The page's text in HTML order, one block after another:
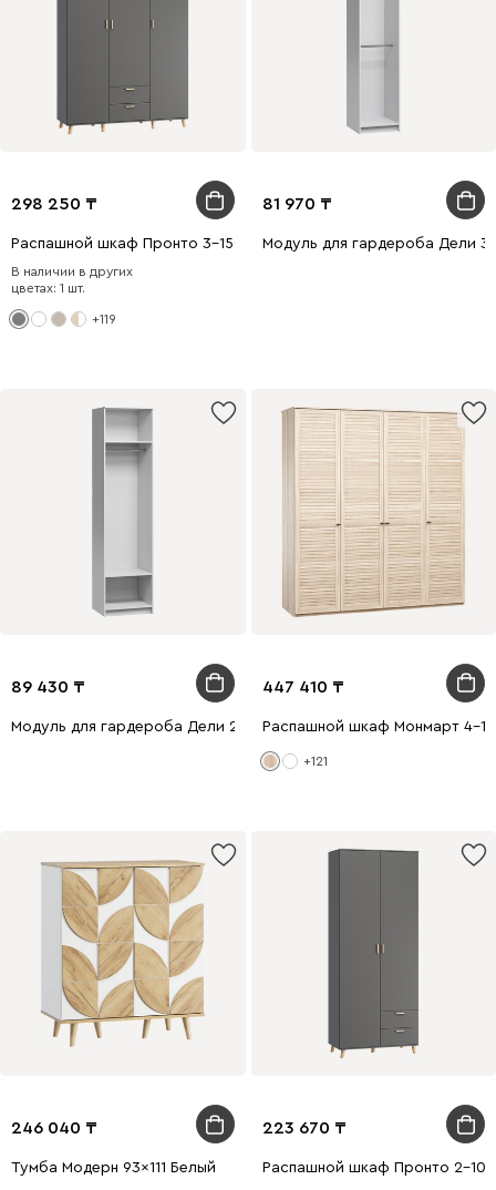
298 250
Распашной шкаф Пронто 3-150x220 Графитовый
В наличии в других
цветах: 1 шт.
+119
81 970
Модуль для гардероба Дели
89 430
Модуль для гардероба Дели 2-60x240 Белый
447 410
Распашной шкаф Монмарт 4-
+121
246 040
Тумба Модерн 93x111 Белый
223 670
Распашной шкаф Пронто 2-